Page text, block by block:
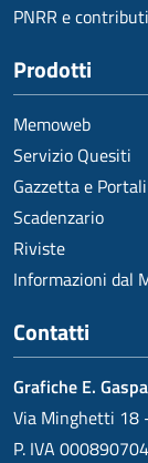
PNRR e
Prodotti
Memoweb
Servizio Quesiti
Gazzetta e
Scadenzario
Riviste
Informazioni dal
Contatti
Grafiche E.
Via Minghetti 18
P. IVA